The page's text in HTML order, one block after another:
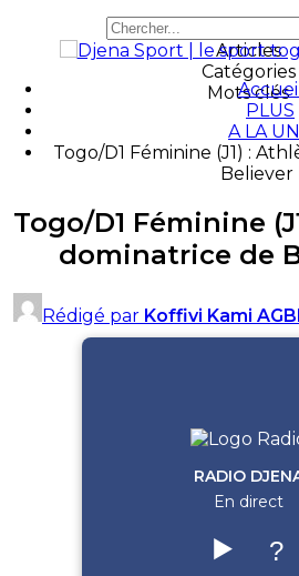
Articles
Catégories
Mots clés
Accueil
PLUS
A LA
Togo/D1 Féminine (J1) :
Believer
Togo/D1 Féminine
dominatrice de
Rédigé par Koffivi Kami
RADIO
En direct
▶️ ?